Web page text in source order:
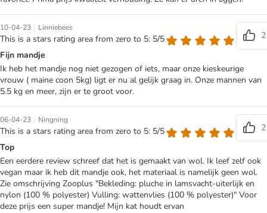
10-04-23 | Linniebees
This is a stars rating area from zero to 5: 5/5
2
Fijn mandje
Ik heb het mandje nog niet gezogen of iets, maar onze kieskeurige
vrouw ( maine coon 5kg) ligt er nu al gelijk graag in. Onze mannen van
5.5 kg en meer, zijn er te groot voor.
06-04-23 | Ningning
This is a stars rating area from zero to 5: 5/5
2
Top
Een eerdere review schreef dat het is gemaakt van wol. Ik leef zelf ook
vegan maar ik heb dit mandje ook, het materiaal is namelijk geen wol.
Zie omschrijving Zooplus "Bekleding: pluche in lamsvacht-uiterlijk en
nylon (100 % polyester) Vulling: wattenvlies (100 % polyester)" Voor
deze prijs een super mandje! Mijn kat houdt ervan